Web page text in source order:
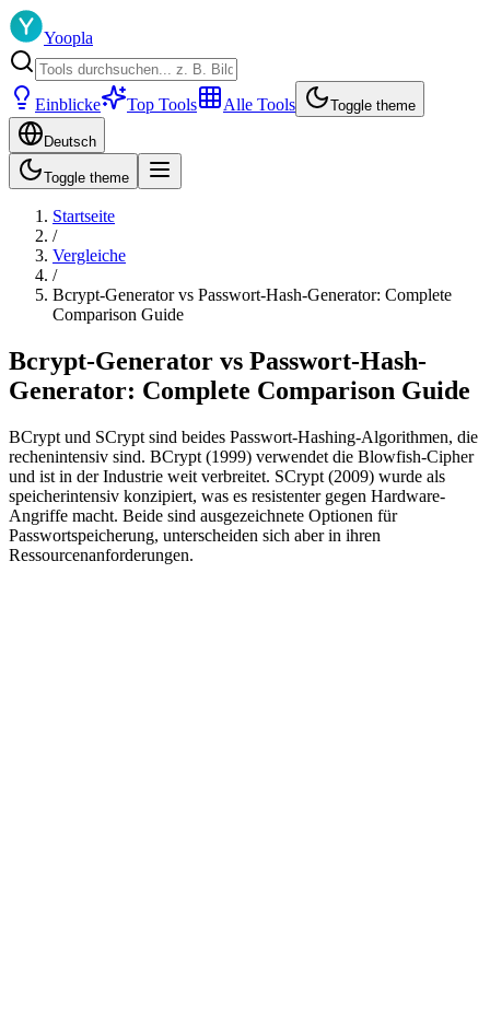
Yoopla
Einblicke Top Tools Alle Tools Toggle theme
Deutsch
Toggle theme
Startseite
/
Vergleiche
/
Bcrypt-Generator vs Passwort-Hash-Generator: Complete
Comparison Guide
Bcrypt-Generator vs Passwort-Hash-
Generator: Complete Comparison Guide
BCrypt und SCrypt sind beides Passwort-Hashing-Algorithmen, die
rechenintensiv sind. BCrypt (1999) verwendet die Blowfish-Cipher
und ist in der Industrie weit verbreitet. SCrypt (2009) wurde als
speicherintensiv konzipiert, was es resistenter gegen Hardware-
Angriffe macht. Beide sind ausgezeichnete Optionen für
Passwortspeicherung, unterscheiden sich aber in ihren
Ressourcenanforderungen.